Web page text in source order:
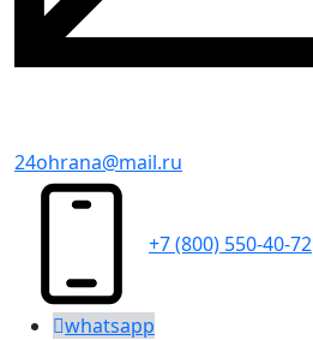
24ohrana@mail.ru
+7 (800) 550-40-72
whatsapp